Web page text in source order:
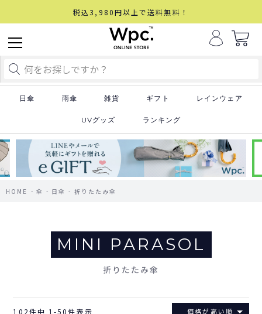
税込3,980円以上で送料無料！
日傘 雨傘 雑貨 ギフト レインウェア
UVグッズ ランキング
HOME 傘 日傘 折りたたみ傘
MINI PARASOL
折りたたみ傘
価格が高い順
102件中 1-50件表示